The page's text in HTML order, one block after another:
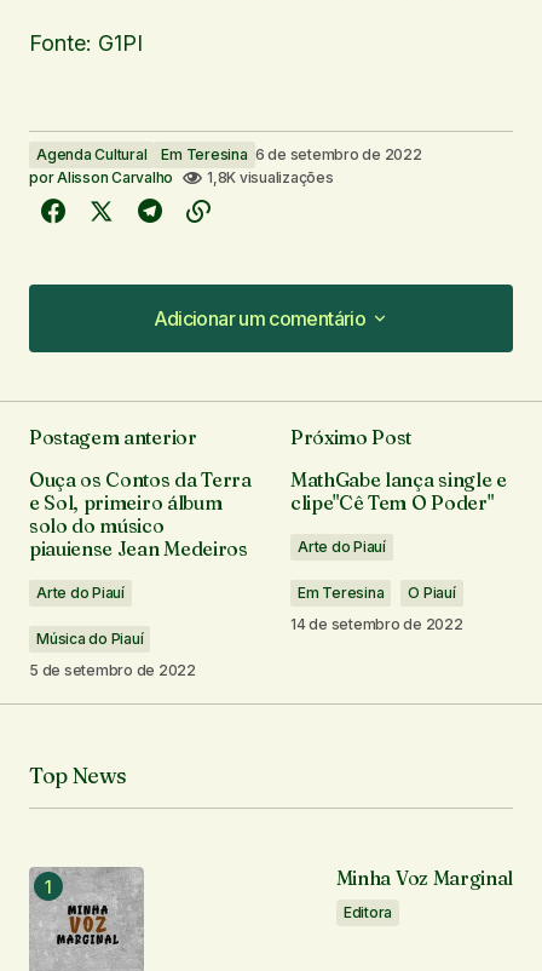
Fonte: G1PI
Agenda Cultural Em Teresina 6 de setembro de 2022
porAlisson Carvalho 1,8K visualizações
Adicionar um comentário
Adicionar um comentário
O seu endereço de e-mail não será publicado.
Campos obrigatórios são marcados com*
Comentário*
Seu nome*
Seu e-mail
Notifique-me sobre novas publicações por e-mail.
Postagem anterior
Ouça os Contos da Terra
e Sol, primeiro álbum
solo do músico
piauiense Jean Medeiros
Arte do Piauí
Música do Piauí
5 de setembro de 2022
Próximo Post
MathGabe lança single e
clipe"Cê Tem O Poder"
Arte do Piauí
Em Teresina
O Piauí
14 de setembro de 2022
Top News
Minha Voz Marginal
Editora